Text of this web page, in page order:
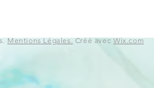
Mentions Légales.Créé avecWix.com